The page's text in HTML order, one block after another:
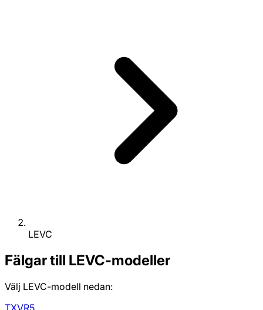
LEVC
Fälgar till LEVC-modeller
Välj LEVC-modell nedan: